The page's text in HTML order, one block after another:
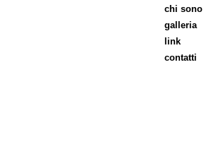
chi sono
galleria
link
contatti